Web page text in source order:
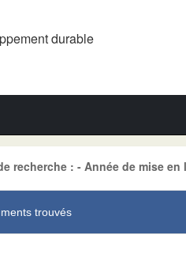
durable
recherche : - Année de mise
trouvés